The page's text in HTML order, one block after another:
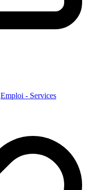
Emploi - Services